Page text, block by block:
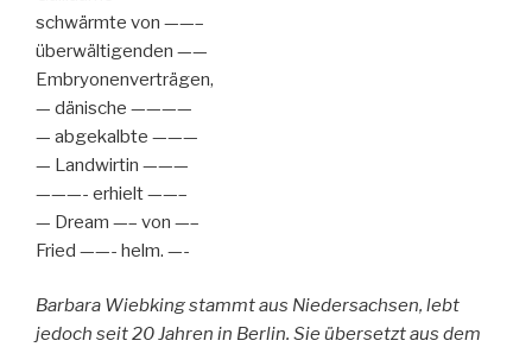
schwärmte von ——–
überwältigenden ——
Embryonenverträgen,
— dänische ————
— abgekalbte ———
— Landwirtin ———
———- erhielt ——–
— Dream —– von —–
Fried ——- helm. —-
Barbara Wiebking stammt aus Niedersachsen, lebt
jedoch seit 20 Jahren in Berlin. Sie übersetzt aus dem